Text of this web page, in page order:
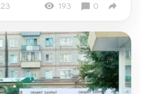
193 0